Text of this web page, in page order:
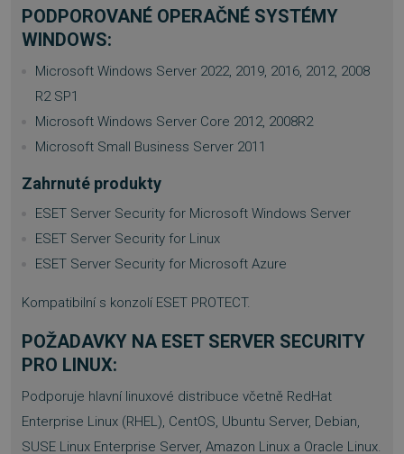
PODPOROVANÉ OPERAČNÉ SYSTÉMY
WINDOWS:
Microsoft Windows Server 2022, 2019, 2016, 2012, 2008
R2 SP1
Microsoft Windows Server Core 2012, 2008R2
Microsoft Small Business Server 2011
Zahrnuté produkty
ESET Server Security for Microsoft Windows Server
ESET Server Security for Linux
ESET Server Security for Microsoft Azure
Kompatibilní s konzolí ESET PROTECT.
POŽADAVKY NA ESET SERVER SECURITY
PRO LINUX:
Podporuje hlavní linuxové distribuce včetně RedHat
Enterprise Linux (RHEL), CentOS, Ubuntu Server, Debian,
SUSE Linux Enterprise Server, Amazon Linux a Oracle Linux.
dní
PHPSESSID
PHP.net
Zavřením